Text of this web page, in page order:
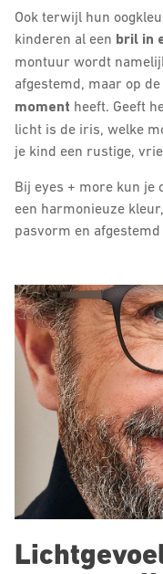
Ook terwijl hun
kinderen al een bril in
montuur wordt
afgestemd, maar op
moment heeft. Geeft
licht is de iris, welke
je kind een rustige,
Bij eyes + more kun
een harmonieuze
pasvorm en